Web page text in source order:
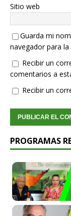
Sitio web
Guarda mi
navegador para
Recibir un
comentarios a
Recibir un
PROGRAMAS